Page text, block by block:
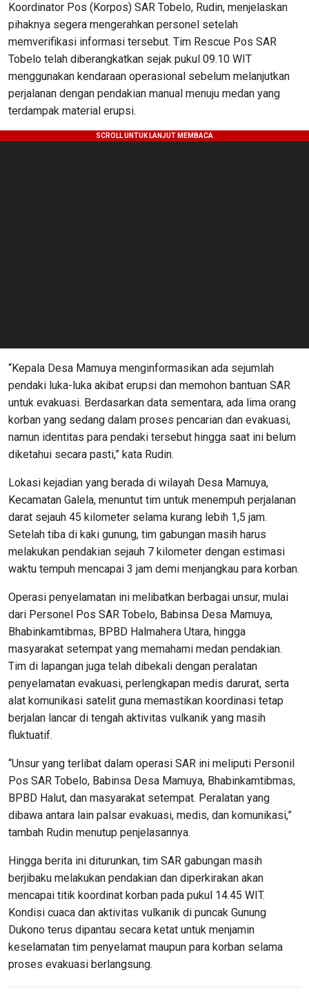
Koordinator Pos (Korpos) SAR Tobelo, Rudin, menjelaskan
pihaknya segera mengerahkan personel setelah
memverifikasi informasi tersebut. Tim Rescue Pos SAR
Tobelo telah diberangkatkan sejak pukul 09.10 WIT
menggunakan kendaraan operasional sebelum melanjutkan
perjalanan dengan pendakian manual menuju medan yang
terdampak material erupsi.
“Kepala Desa Mamuya menginformasikan ada sejumlah
pendaki luka-luka akibat erupsi dan memohon bantuan SAR
untuk evakuasi. Berdasarkan data sementara, ada lima orang
korban yang sedang dalam proses pencarian dan evakuasi,
namun identitas para pendaki tersebut hingga saat ini belum
diketahui secara pasti,” kata Rudin.
Lokasi kejadian yang berada di wilayah Desa Mamuya,
Kecamatan Galela, menuntut tim untuk menempuh perjalanan
darat sejauh 45 kilometer selama kurang lebih 1,5 jam.
Setelah tiba di kaki gunung, tim gabungan masih harus
melakukan pendakian sejauh 7 kilometer dengan estimasi
waktu tempuh mencapai 3 jam demi menjangkau para korban.
Operasi penyelamatan ini melibatkan berbagai unsur, mulai
dari Personel Pos SAR Tobelo, Babinsa Desa Mamuya,
Bhabinkamtibmas, BPBD Halmahera Utara, hingga
masyarakat setempat yang memahami medan pendakian.
Tim di lapangan juga telah dibekali dengan peralatan
penyelamatan evakuasi, perlengkapan medis darurat, serta
alat komunikasi satelit guna memastikan koordinasi tetap
berjalan lancar di tengah aktivitas vulkanik yang masih
fluktuatif.
“Unsur yang terlibat dalam operasi SAR ini meliputi Personil
Pos SAR Tobelo, Babinsa Desa Mamuya, Bhabinkamtibmas,
BPBD Halut, dan masyarakat setempat. Peralatan yang
dibawa antara lain palsar evakuasi, medis, dan komunikasi,”
tambah Rudin menutup penjelasannya.
Hingga berita ini diturunkan, tim SAR gabungan masih
berjibaku melakukan pendakian dan diperkirakan akan
mencapai titik koordinat korban pada pukul 14.45 WIT.
Kondisi cuaca dan aktivitas vulkanik di puncak Gunung
Dukono terus dipantau secara ketat untuk menjamin
keselamatan tim penyelamat maupun para korban selama
proses evakuasi berlangsung.